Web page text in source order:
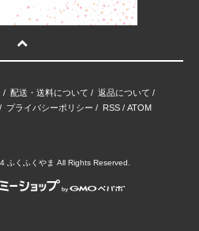
/ 配送・送料について / 返品について /
/ プライバシーポリシー / RSS / ATOM
ふくふくやま All Rights Reserved.